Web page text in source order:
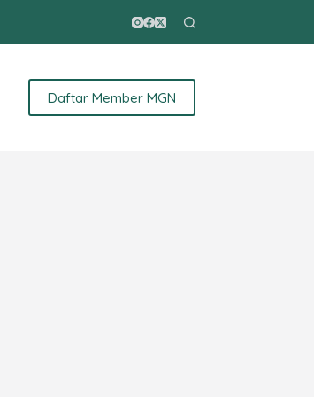
Daftar Member MGN